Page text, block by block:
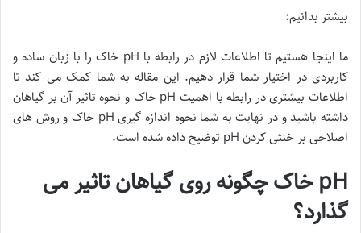
بیشتر بدانیم:
ما اینجا هستیم تا اطلاعات لازم در رابطه با pH خاک را با زبان ساده و
کاربردی در اختیار شما قرار دهیم. این مقاله به شما کمک می کند تا
اطلاعات بیشتری در رابطه با اهمیت pH خاک و نحوه تاثیر آن بر گیاهان
داشته باشید و در نهایت به شما نحوه اندازه گیری pH خاک و روش های
اصلاحی بر خنثی کردن pH توضیح داده شده است.
pH خاک چگونه روی گیاهان تاثیر می
گذارد؟